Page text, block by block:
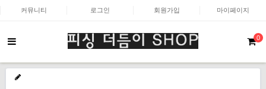
커뮤니티 로그인 회원가입 마이페이지
0